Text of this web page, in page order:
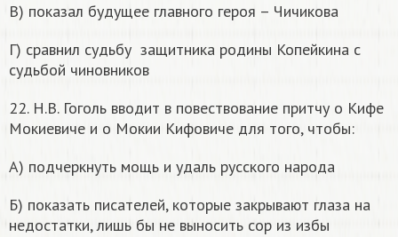
В) показал будущее главного героя – Чичикова
Г) сравнил судьбу защитника родины Копейкина с
судьбой чиновников
22. Н.В. Гоголь вводит в повествование притчу о Кифе
Мокиевиче и о Мокии Кифовиче для того, чтобы:
А) подчеркнуть мощь и удаль русского народа
Б) показать писателей, которые закрывают глаза на
недостатки, лишь бы не выносить сор из избы